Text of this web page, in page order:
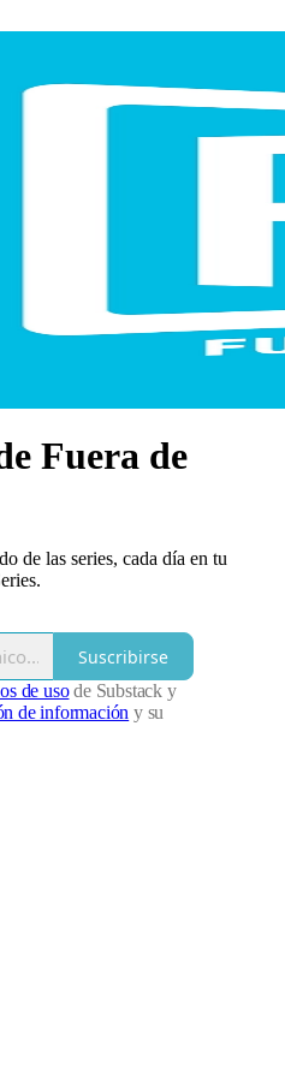
Fuera de
de las series, cada día en tu
Suscribirse
de usode Substack y
de información y su